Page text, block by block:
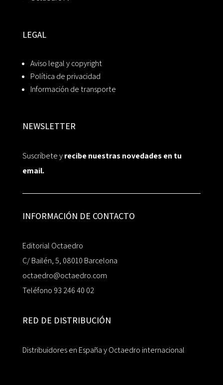
LEGAL
Aviso legal y copyright
Política de privacidad
Información de transporte
NEWSLETTER
Suscríbete yrecibe nuestras novedades en tu
email.
INFORMACIÓN DE CONTACTO
Editorial Octaedro
C/ Bailén, 5, 08010 Barcelona
octaedro@octaedro.com
Teléfono 93 246 40 02
RED DE DISTRIBUCIÓN
Distribuidores en España y Octaedro internacional